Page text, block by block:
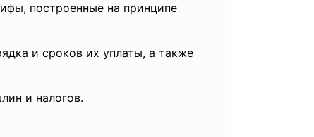
построенные на принципе
и сроков их уплаты, а также
и налогов.